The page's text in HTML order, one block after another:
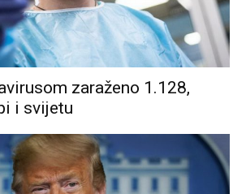
zaraženo 1.128,
i svijetu